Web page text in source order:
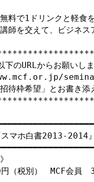
料で1ドリンクと軽食
師を交えて、ビジネス
下のURLからお願いし
待枠希望」とお書き添
スマホ白書2013-2014
（税別）　MCF会員　